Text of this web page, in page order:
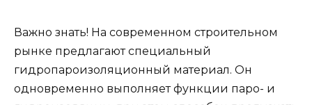
Важно знать! На современном строительном
рынке предлагают специальный
гидропароизоляционный материал. Он
одновременно выполняет функции паро- и